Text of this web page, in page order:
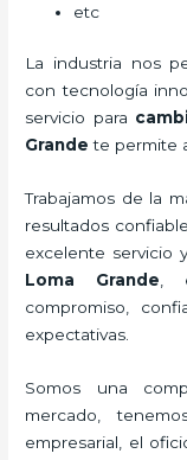
etc
La industria nos
con tecnología
servicio para
Grande te permite
Trabajamos de la
resultados
excelente servicio
Loma Grande ,
compromiso,
expectativas.
Somos una
mercado,
empresarial, el